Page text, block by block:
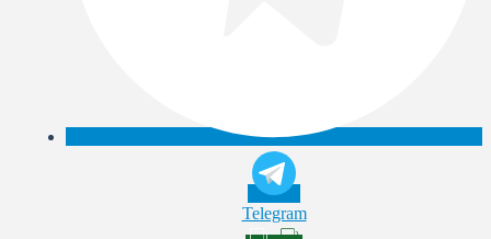
Telegram